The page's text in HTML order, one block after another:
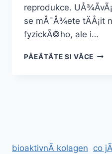
reprodukce.
se mÅ¯Å¾ete tÄÅ¡it
fyzickÃ©ho, ale i…
PÅEÄTÄTE SI VÃ­CE
bioaktivnÃ­ kolagen co